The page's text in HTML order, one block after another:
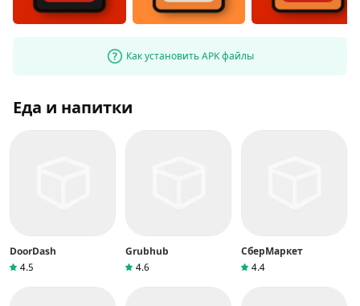
Как установить APK файлы
Еда и напитки
DoorDash
4.5
Grubhub
4.6
СберМаркет
4.4